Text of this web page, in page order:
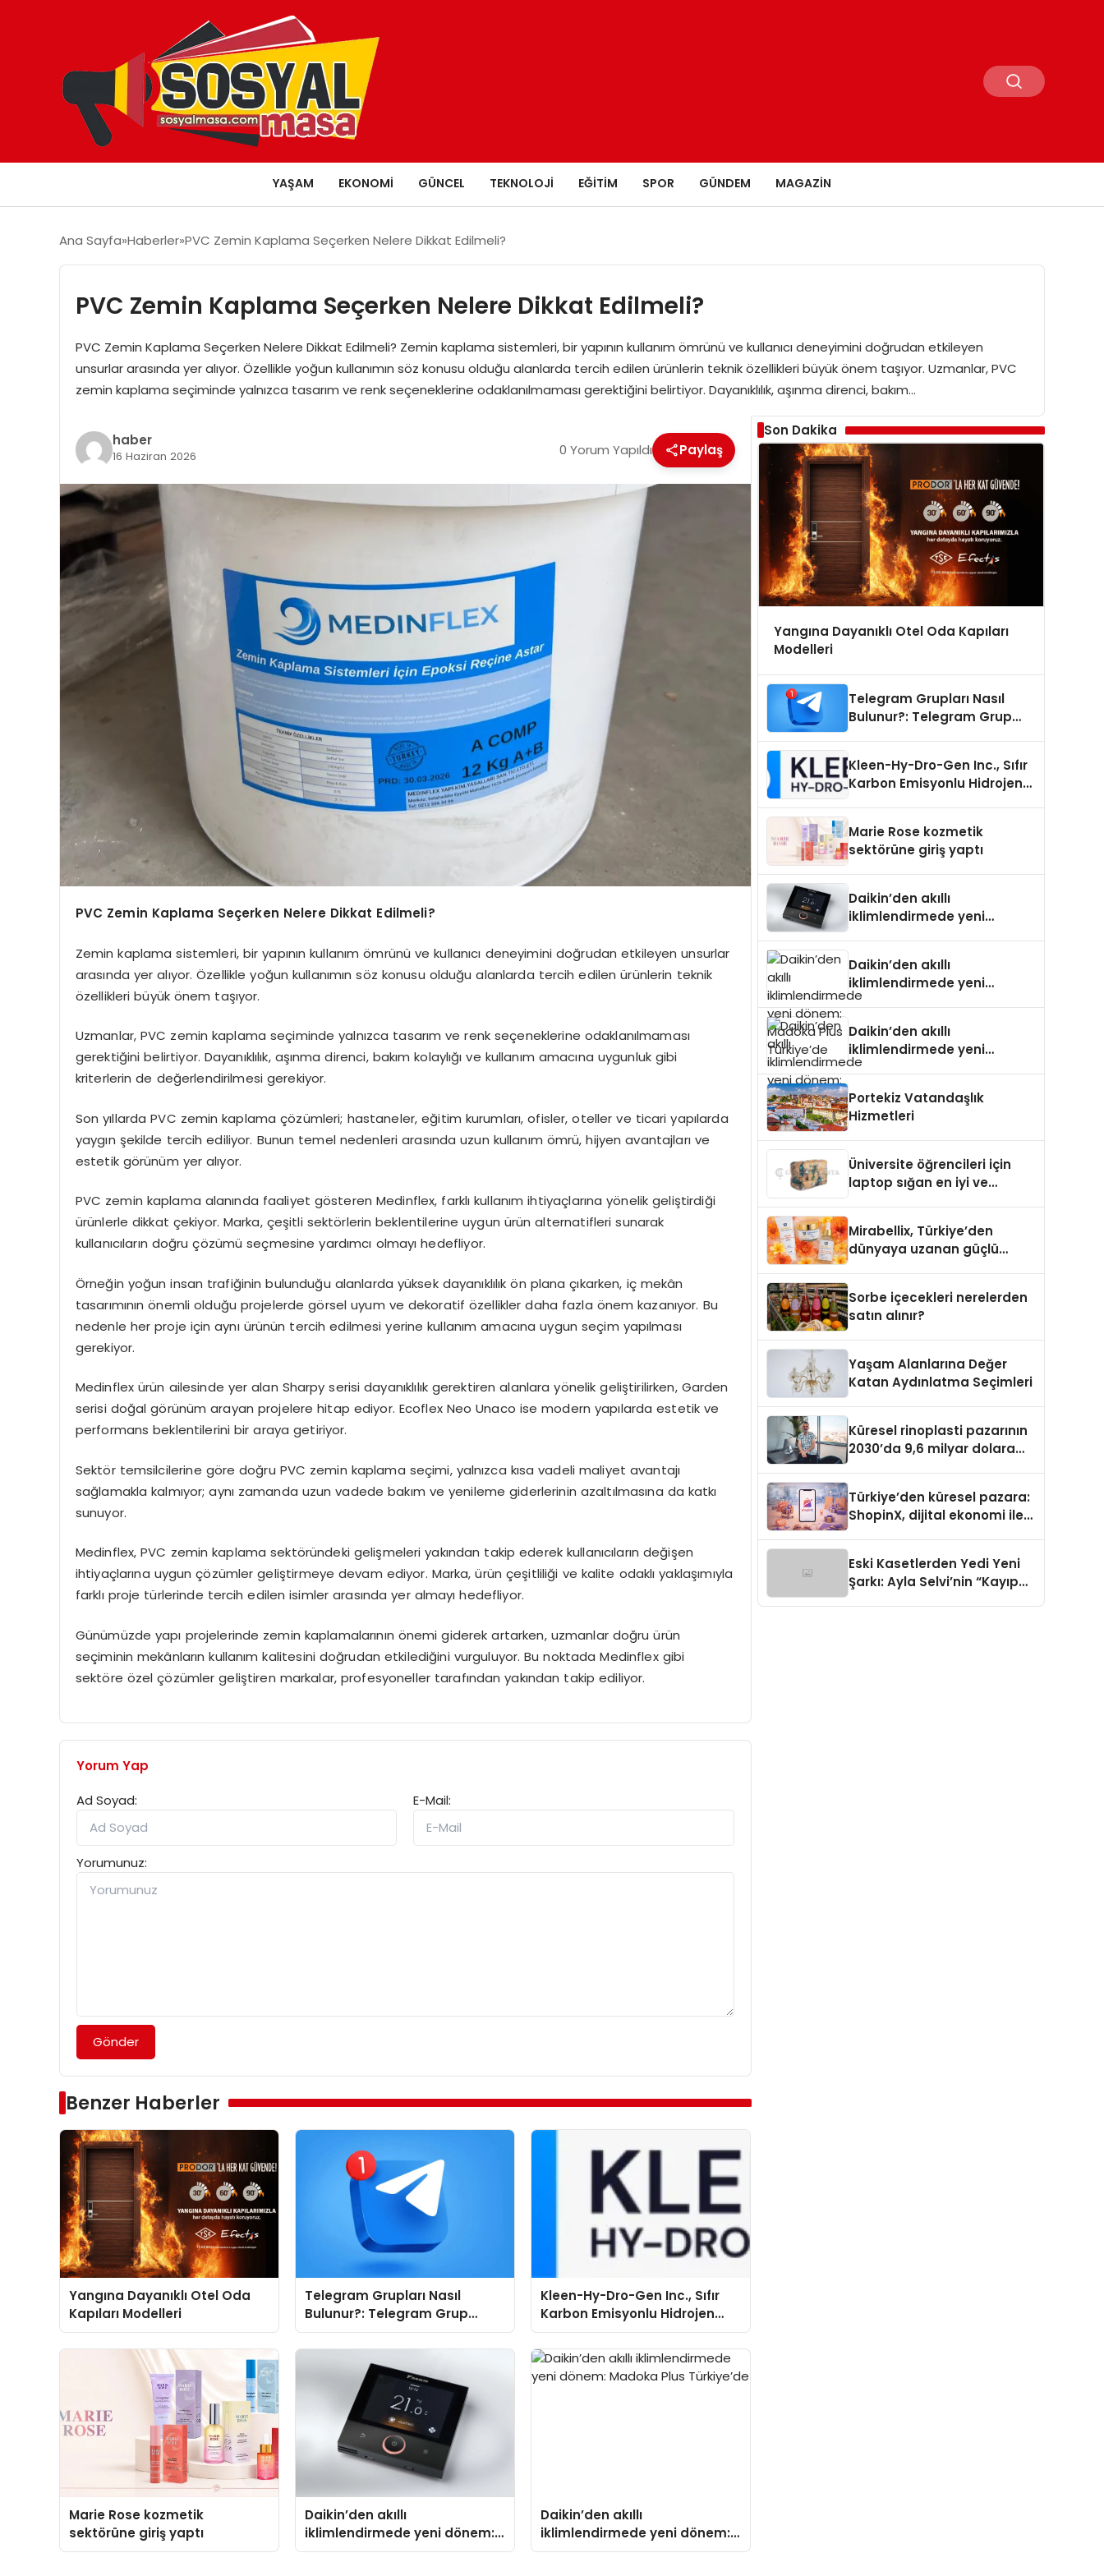
YAŞAM EKONOMI GÜNCEL TEKNOLOJI EĞITIM SPOR GÜNDEM MAGAZIN
Ana Sayfa Haberler PVC Zemin Kaplama Seçerken Nelere Dikkat Edilmeli?
PVC Zemin Kaplama Seçerken Nelere Dikkat Edilmeli?
PVC Zemin Kaplama Seçerken Nelere Dikkat Edilmeli? Zemin kaplama sistemleri, bir yapının kullanım ömrünü ve kullanıcı deneyimini doğrudan etkileyen
unsurlar arasında yer alıyor. Özellikle yoğun kullanımın söz konusu olduğu alanlarda tercih edilen ürünlerin teknik özellikleri büyük önem taşıyor. Uzmanlar, PVC
zemin kaplama seçiminde yalnızca tasarım ve renk seçeneklerine odaklanılmaması gerektiğini belirtiyor. Dayanıklılık, aşınma direnci, bakım…
haber
16 Haziran 2026 0 Yorum Yapıldı Paylaş
PVC Zemin Kaplama Seçerken Nelere Dikkat Edilmeli?
Zemin kaplama sistemleri, bir yapının kullanım ömrünü ve kullanıcı deneyimini doğrudan etkileyen unsurlar
arasında yer alıyor. Özellikle yoğun kullanımın söz konusu olduğu alanlarda tercih edilen ürünlerin teknik
özellikleri büyük önem taşıyor.
Uzmanlar, PVC zemin kaplama seçiminde yalnızca tasarım ve renk seçeneklerine odaklanılmaması
gerektiğini belirtiyor. Dayanıklılık, aşınma direnci, bakım kolaylığı ve kullanım amacına uygunluk gibi
kriterlerin de değerlendirilmesi gerekiyor.
Son yıllarda PVC zemin kaplama çözümleri; hastaneler, eğitim kurumları, ofisler, oteller ve ticari yapılarda
yaygın şekilde tercih ediliyor. Bunun temel nedenleri arasında uzun kullanım ömrü, hijyen avantajları ve
estetik görünüm yer alıyor.
PVC zemin kaplama alanında faaliyet gösteren Medinflex, farklı kullanım ihtiyaçlarına yönelik geliştirdiği
ürünlerle dikkat çekiyor. Marka, çeşitli sektörlerin beklentilerine uygun ürün alternatifleri sunarak
kullanıcıların doğru çözümü seçmesine yardımcı olmayı hedefliyor.
Örneğin yoğun insan trafiğinin bulunduğu alanlarda yüksek dayanıklılık ön plana çıkarken, iç mekân
tasarımının önemli olduğu projelerde görsel uyum ve dekoratif özellikler daha fazla önem kazanıyor. Bu
nedenle her proje için aynı ürünün tercih edilmesi yerine kullanım amacına uygun seçim yapılması
gerekiyor.
Medinflex ürün ailesinde yer alan Sharpy serisi dayanıklılık gerektiren alanlara yönelik geliştirilirken, Garden
serisi doğal görünüm arayan projelere hitap ediyor. Ecoflex Neo Unaco ise modern yapılarda estetik ve
performans beklentilerini bir araya getiriyor.
Sektör temsilcilerine göre doğru PVC zemin kaplama seçimi, yalnızca kısa vadeli maliyet avantajı
sağlamakla kalmıyor; aynı zamanda uzun vadede bakım ve yenileme giderlerinin azaltılmasına da katkı
sunuyor.
Medinflex, PVC zemin kaplama sektöründeki gelişmeleri yakından takip ederek kullanıcıların değişen
ihtiyaçlarına uygun çözümler geliştirmeye devam ediyor. Marka, ürün çeşitliliği ve kalite odaklı yaklaşımıyla
farklı proje türlerinde tercih edilen isimler arasında yer almayı hedefliyor.
Günümüzde yapı projelerinde zemin kaplamalarının önemi giderek artarken, uzmanlar doğru ürün
seçiminin mekânların kullanım kalitesini doğrudan etkilediğini vurguluyor. Bu noktada Medinflex gibi
sektöre özel çözümler geliştiren markalar, profesyoneller tarafından yakından takip ediliyor.
Yorum Yap
Ad Soyad:
E-Mail:
Yorumunuz:
Gönder
Benzer Haberler
Yangına Dayanıklı Otel Oda
Kapıları Modelleri
Telegram Grupları Nasıl
Bulunur?: Telegram Grup
Tanıtımı İçin Kategori Seçimi
Neden Önemlidir?
Kleen-Hy-Dro-Gen Inc., Sıfır
Karbon Emisyonlu Hidrojen
Isıtma Teknolojisinde ISO ve
TSSA Düzenleyici Onaylarını
Aldı
Marie Rose kozmetik
sektörüne giriş yaptı
Daikin’den akıllı
iklimlendirmede yeni dönem:
Madoka Plus Türkiye’de
Daikin’den akıllı
iklimlendirmede yeni dönem:
Madoka Plus Türkiye’de
Son Dakika
Yangına Dayanıklı Otel Oda Kapıları
Modelleri
Telegram Grupları Nasıl
Bulunur?: Telegram Grup
Kleen-Hy-Dro-Gen Inc., Sıfır
Karbon Emisyonlu Hidrojen
Aldı
Marie Rose kozmetik
sektörüne giriş yaptı
Daikin’den akıllı
iklimlendirmede yeni
Daikin’den akıllı
iklimlendirmede yeni
dönem: Madoka Plus
Daikin’den akıllı
iklimlendirmede yeni
dönem: Madoka Plus
Portekiz Vatandaşlık
Hizmetleri
Üniversite öğrencileri için
laptop sığan en iyi ve
Mirabellix, Türkiye’den
dünyaya uzanan güçlü
Sorbe içecekleri nerelerden
satın alınır?
Yaşam Alanlarına Değer
Katan Aydınlatma Seçimleri
Küresel rinoplasti pazarının
2030’da 9,6 milyar dolara
Türkiye’den küresel pazara:
ShopinX, dijital ekonomi ile
Eski Kasetlerden Yedi Yeni
Şarkı: Ayla Selvi’nin “Kayıp